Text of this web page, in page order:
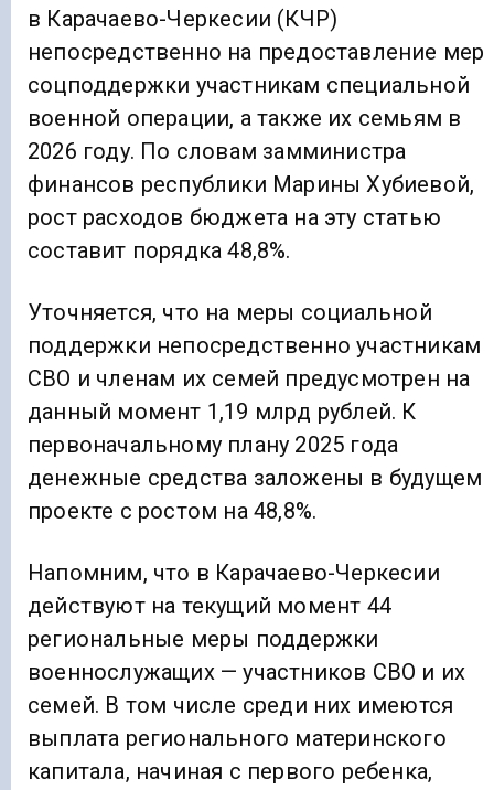
в Карачаево-Черкесии (КЧР)
непосредственно на предоставление мер
соцподдержки участникам специальной
военной операции, а также их семьям в
2026 году. По словам замминистра
финансов республики Марины Хубиевой,
рост расходов бюджета на эту статью
составит порядка 48,8%.
Уточняется, что на меры социальной
поддержки непосредственно участникам
СВО и членам их семей предусмотрен на
данный момент 1,19 млрд рублей. К
первоначальному плану 2025 года
денежные средства заложены в будущем
проекте с ростом на 48,8%.
Напомним, что в Карачаево-Черкесии
действуют на текущий момент 44
региональные меры поддержки
военнослужащих — участников СВО и их
семей. В том числе среди них имеются
выплата регионального материнского
капитала, начиная с первого ребенка,